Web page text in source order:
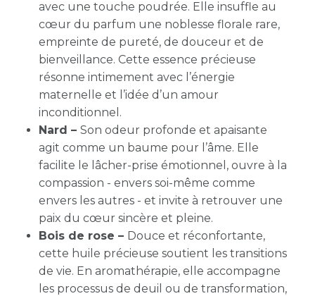
avec une touche poudrée. Elle insuffle au
cœur du parfum une noblesse florale rare,
empreinte de pureté, de douceur et de
bienveillance. Cette essence précieuse
résonne intimement avec l’énergie
maternelle et l’idée d’un amour
inconditionnel.
Nard – Son odeur profonde et apaisante
agit comme un baume pour l’âme. Elle
facilite le lâcher-prise émotionnel, ouvre à la
compassion - envers soi-même comme
envers les autres - et invite à retrouver une
paix du cœur sincère et pleine.
Bois de rose – Douce et réconfortante,
cette huile précieuse soutient les transitions
de vie. En aromathérapie, elle accompagne
les processus de deuil ou de transformation,